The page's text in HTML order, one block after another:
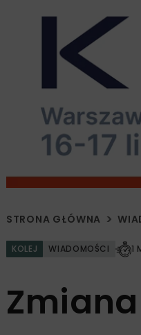
STRONA GŁÓWNA
KOLEJ WIADOMOŚCI 1